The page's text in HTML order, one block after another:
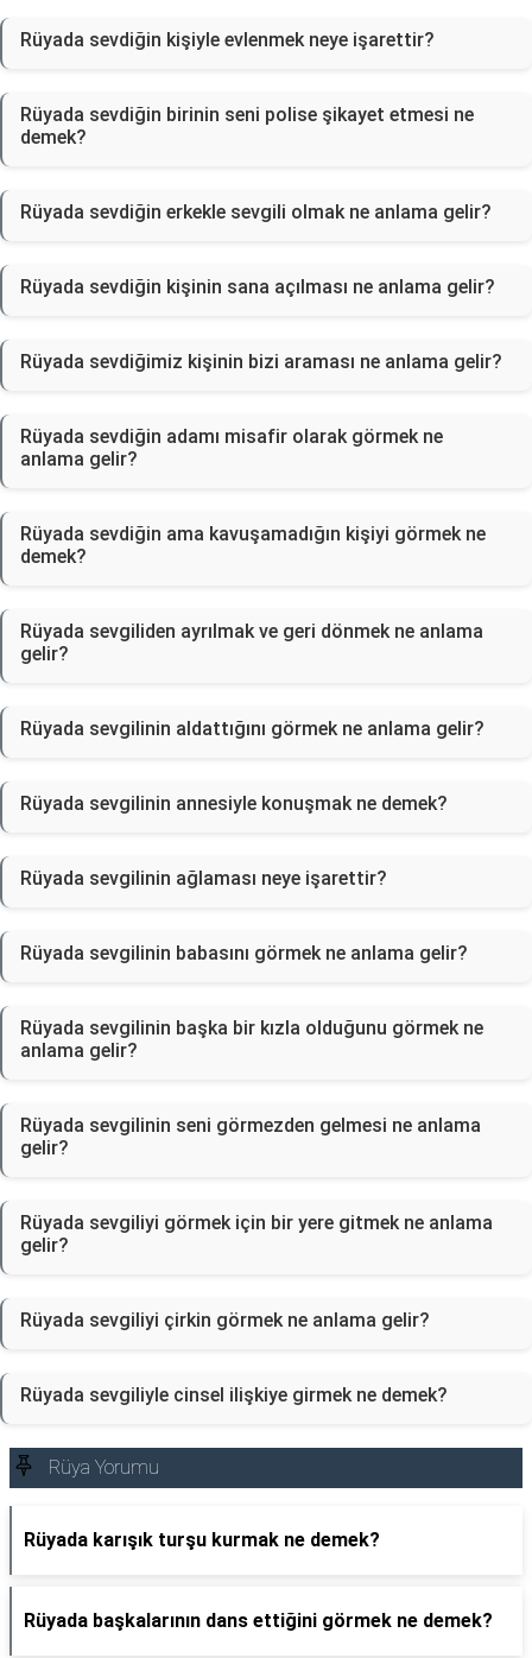
Rüyada sevdiğin kişiyle evlenmek neye işarettir?
Rüyada sevdiğin birinin seni polise şikayet etmesi ne
demek?
Rüyada sevdiğin erkekle sevgili olmak ne anlama gelir?
Rüyada sevdiğin kişinin sana açılması ne anlama gelir?
Rüyada sevdiğimiz kişinin bizi araması ne anlama gelir?
Rüyada sevdiğin adamı misafir olarak görmek ne
anlama gelir?
Rüyada sevdiğin ama kavuşamadığın kişiyi görmek ne
demek?
Rüyada sevgiliden ayrılmak ve geri dönmek ne anlama
gelir?
Rüyada sevgilinin aldattığını görmek ne anlama gelir?
Rüyada sevgilinin annesiyle konuşmak ne demek?
Rüyada sevgilinin ağlaması neye işarettir?
Rüyada sevgilinin babasını görmek ne anlama gelir?
Rüyada sevgilinin başka bir kızla olduğunu görmek ne
anlama gelir?
Rüyada sevgilinin seni görmezden gelmesi ne anlama
gelir?
Rüyada sevgiliyi görmek için bir yere gitmek ne anlama
gelir?
Rüyada sevgiliyi çirkin görmek ne anlama gelir?
Rüyada sevgiliyle cinsel ilişkiye girmek ne demek?
Rüya Yorumu
Rüyada karışık turşu kurmak ne demek?
Rüyada başkalarının dans ettiğini görmek ne demek?